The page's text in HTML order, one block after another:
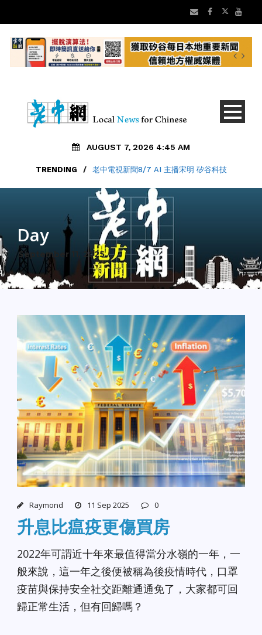
AUGUST 7, 2026 4:45 AM
TRENDING / 老中電視新聞8/7 AI 主播宋明 矽谷科技
Day
September 11, 2025
Raymond 11 Sep 2025 0
升息比瘟疫更傷買房
2022年可謂近十年來最值得當分水嶺的一年，一
般來說，這一年之後便被稱為後疫情時代，口罩
疫苗與保持安全社交距離通通免了，大家都可回
歸正常生活，但有回歸嗎？